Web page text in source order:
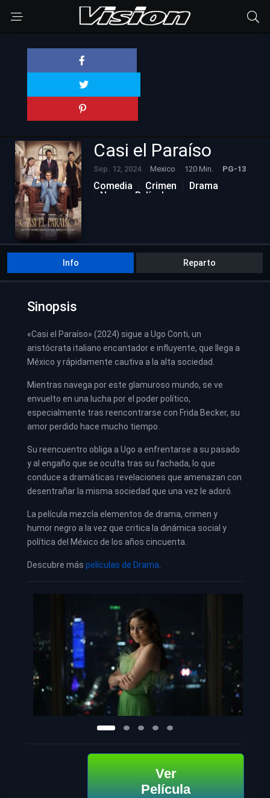
Casi el Paraíso
Sep. 12, 2024 Mexico 120 Min. PG-13
Comedia Crimen
Drama
Nuevas Películas
Info Reparto
Sinopsis
«Casi el Paraíso» (2024) sigue a Ugo Conti, un
aristócrata italiano encantador e influyente, que llega a
México y rápidamente cautiva a la alta sociedad.
Mientras navega por este glamuroso mundo, se ve
envuelto en una lucha por el poder político,
especialmente tras reencontrarse con Frida Becker, su
amor perdido hace mucho tiempo.
Su reencuentro obliga a Ugo a enfrentarse a su pasado
y al engaño que se oculta tras su fachada, lo que
conduce a dramáticas revelaciones que amenazan con
desentrañar la misma sociedad que una vez le adoró.
La película mezcla elementos de drama, crimen y
humor negro a la vez que critica la dinámica social y
política del México de los años cincuenta.
Descubre más películas de Drama
Ver
Película